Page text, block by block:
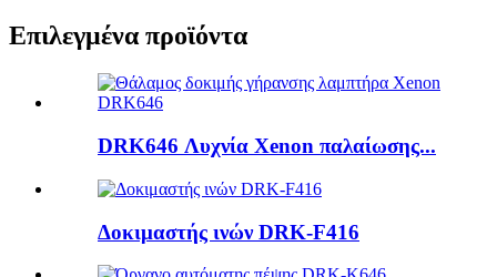
Επιλεγμένα προϊόντα
DRK646 Λυχνία Xenon παλαίωσης...
Δοκιμαστής ινών DRK-F416